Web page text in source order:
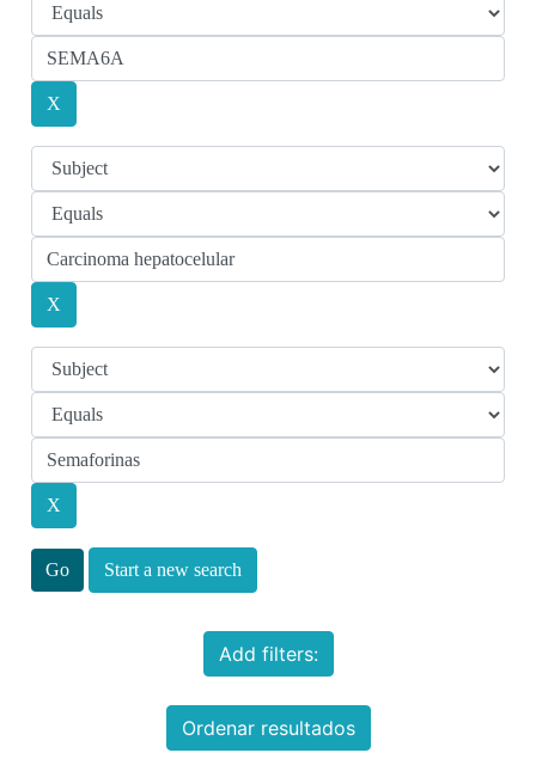
Start a new search
Add filters:
Ordenar resultados